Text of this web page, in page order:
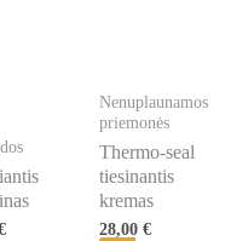
Nenuplaunamos
priemonės
Thermo-seal
tiesinantis
kremas
28,00€